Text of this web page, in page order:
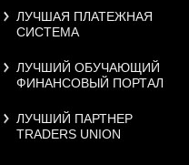
ЛУЧШАЯ ПЛАТЕЖНАЯ
СИСТЕМА
ЛУЧШИЙ ОБУЧАЮЩИЙ
ФИНАНСОВЫЙ ПОРТАЛ
ЛУЧШИЙ ПАРТНЕР
TRADERS UNION